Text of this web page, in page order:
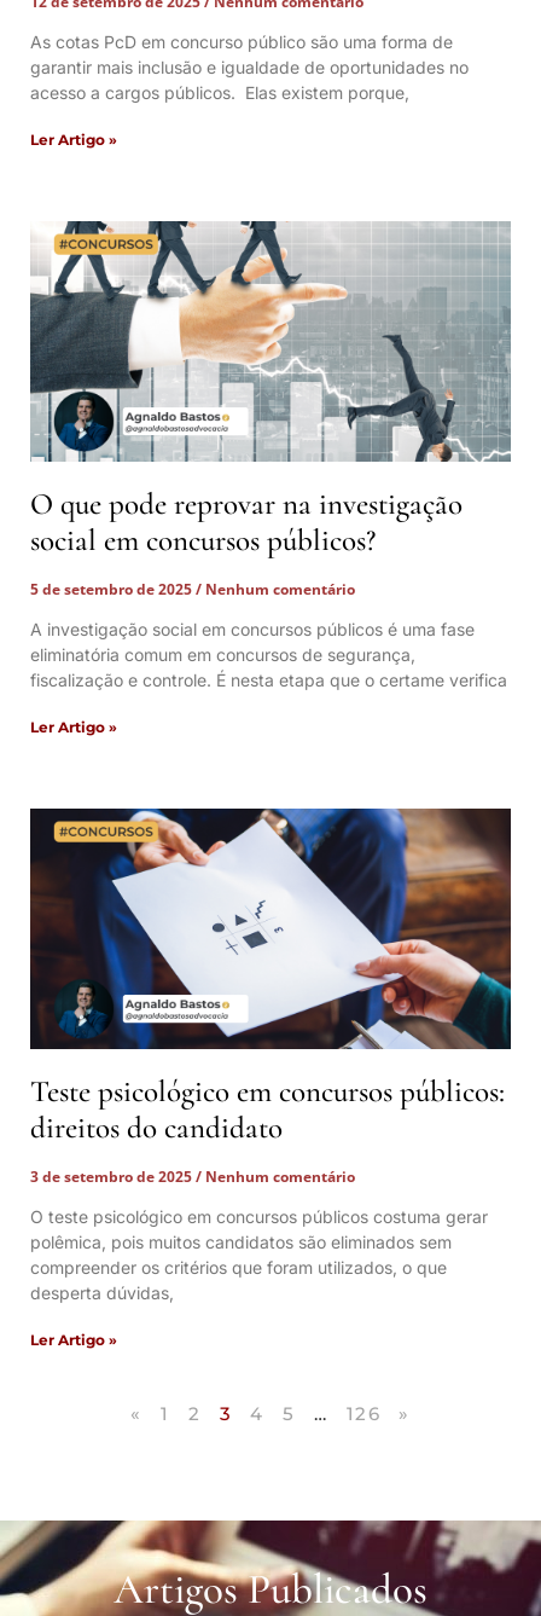
As cotas PcD em concurso público são uma forma de
garantir mais inclusão e igualdade de oportunidades no
acesso a cargos públicos. Elas existem porque,
Ler Artigo »
O que pode reprovar na investigação
social em concursos públicos?
5 de setembro de 2025
Nenhum comentário
A investigação social em concursos públicos é uma fase
eliminatória comum em concursos de segurança,
fiscalização e controle. É nesta etapa que o certame verifica
Ler Artigo »
Teste psicológico em concursos públicos:
direitos do candidato
3 de setembro de 2025
Nenhum comentário
O teste psicológico em concursos públicos costuma gerar
polêmica, pois muitos candidatos são eliminados sem
compreender os critérios que foram utilizados, o que
desperta dúvidas,
Ler Artigo »
« 1 2 3 4 5 … 126 »
Artigos Publicados